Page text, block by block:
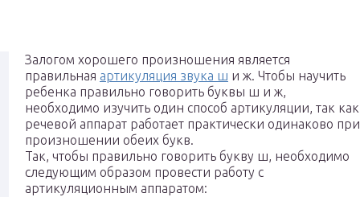
Залогом хорошего произношения является
правильная артикуляция звука ш и ж. Чтобы научить
ребенка правильно говорить буквы ш и ж,
необходимо изучить один способ артикуляции, так как
речевой аппарат работает практически одинаково при
произношении обеих букв.
Так, чтобы правильно говорить букву ш, необходимо
следующим образом провести работу с
артикуляционным аппаратом: